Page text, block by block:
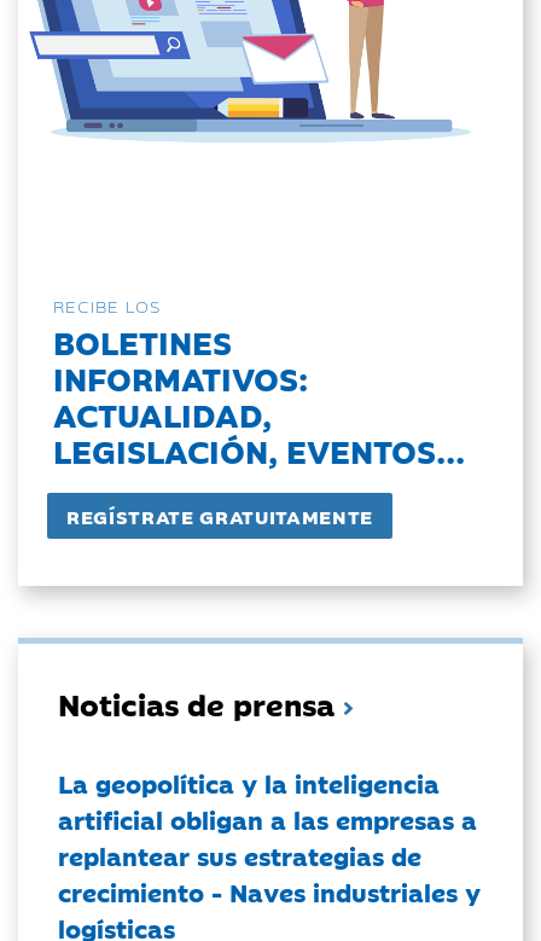
RECIBE LOS
BOLETINES
INFORMATIVOS:
ACTUALIDAD,
LEGISLACIÓN, EVENTOS...
Noticias de prensa
La geopolítica y la inteligencia
artificial obligan a las empresas a
replantear sus estrategias de
crecimiento - Naves industriales y
logísticas